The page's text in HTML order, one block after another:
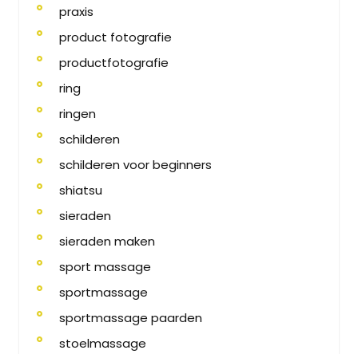
praxis
product fotografie
productfotografie
ring
ringen
schilderen
schilderen voor beginners
shiatsu
sieraden
sieraden maken
sport massage
sportmassage
sportmassage paarden
stoelmassage